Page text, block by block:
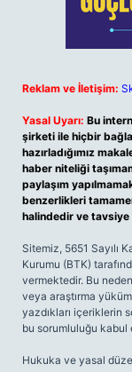
Reklam ve İletişim:
Yasal Uyarı: Bu
şirketi ile hiçbir
hazırladığımız
haber niteliği
paylaşım
benzerlikleri
halindedir ve tavsiye
Sitemiz, 5651 Sayılı
Kurumu (BTK)
vermektedir. Bu
veya araştırma
yazdıkları içeriklerin
bu sorumluluğu kabul
Hukuka ve yasal